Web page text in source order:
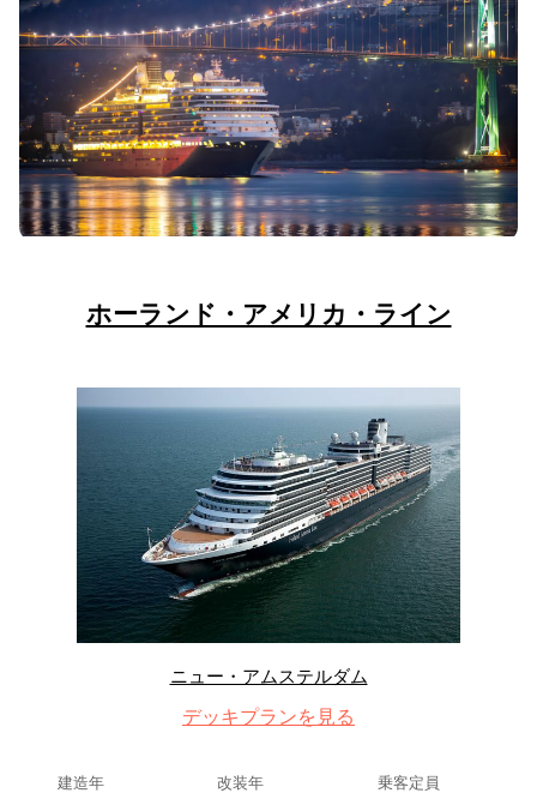
ホーランド・アメリカ・ライン
ニュー・アムステルダム
デッキプランを見る
建造年 改装年 乗客定員